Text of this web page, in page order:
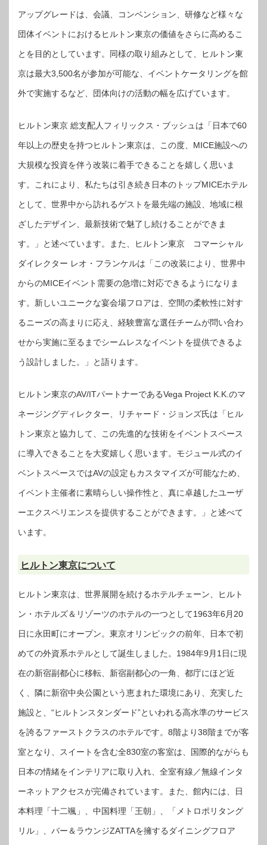
アップグレードは、会議、コンベンション、研修など様々な
団体イベントにおけるヒルトン東京の価値をさらに高めるこ
とを目的としています。同様の取り組みとして、ヒルトン東
京は最大3,500名が参加が可能な、イベントケータリングを館
外で実施するなど、団体向けの活動の幅を広げています。
ヒルトン東京 総支配人フィリックス・ブッシュは「日本で60
年以上の歴史を持つヒルトン東京は、この度、MICE施設への
大規模な投資を伴う改装に着手できることを嬉しく思いま
す。これにより、私たちは引き続き日本のトップMICEホテル
として、世界中から訪れるゲストを最先端の施設、地域に根
ざしたデザイン、最新技術で魅了し続けることができま
す。」と述べています。また、ヒルトン東京 コマーシャル
ダイレクター レオ・フランケルは「この改装により、世界中
からのMICEイベント需要の急増に対応できるようになりま
す。新しいユニークな宴会場フロアは、空間の柔軟性に対す
るニーズの高まりに応え、経験豊富な選任チームが問い合わ
せから実施に至るまでシームレスなイベントを提供できるよ
う設計しました。」と語ります。
ヒルトン東京のAV/ITパートナーであるVega Project K.K.のマ
ネージングディレクター、リチャード・ジョンズ氏は「ヒル
トン東京と協力して、この先進的な技術をイベントスペース
に導入できることを大変嬉しく思います。モジュール式のイ
ベントスペースではAVの設定もカスタマイズが可能なため、
イベント主催者に素晴らしい操作性と、真に卓越したユーザ
ーエクスペリエンスを提供することができます。」と述べて
います。
ヒルトン東京について
ヒルトン東京は、世界展開を続けるホテルチェーン、ヒルト
ン・ホテルズ＆リゾーツのホテルの一つとして1963年6月20
日に永田町にオープン。東京オリンピックの前年、日本で初
めての外資系ホテルとして誕生しました。1984年9月1日に現
在の新宿副都心に移転、新宿副都心の一角、都庁にほど近
く、隣に新宿中央公園という恵まれた環境にあり、充実した
施設と、“ヒルトンスタンダード”といわれる高水準のサービス
を誇るファーストクラスのホテルです。8階より38階までが客
室となり、スイートを含む全830室の客室は、国際的ながらも
日本の情緒をインテリアに取り入れ、全室有線／無線インタ
ーネットアクセスが完備されています。また、館内には、日
本料理「十二颯」、中国料理「王朝」、「メトロポリタング
リル」、バー＆ラウンジZATTAを擁するダイニングフロア